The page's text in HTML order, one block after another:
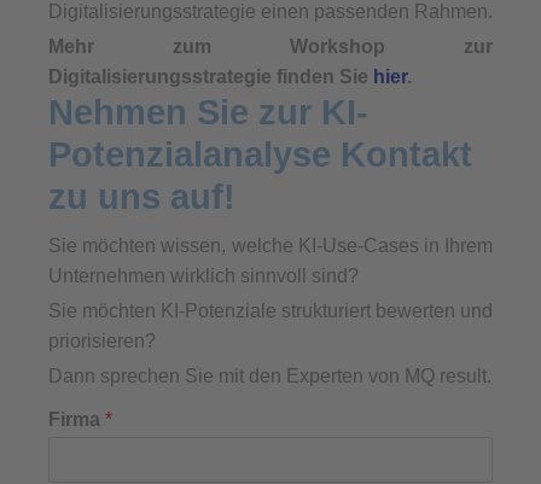
Digitalisierungsstrategie einen passenden Rahmen.
Mehr zum Workshop zur
Digitalisierungsstrategie finden Sie hier.
Nehmen Sie zur KI-
Potenzialanalyse Kontakt
zu uns auf!
Sie möchten wissen, welche KI-Use-Cases in Ihrem
Unternehmen wirklich sinnvoll sind?
Sie möchten KI-Potenziale strukturiert bewerten und
priorisieren?
Dann sprechen Sie mit den Experten von MQ result.
Firma *